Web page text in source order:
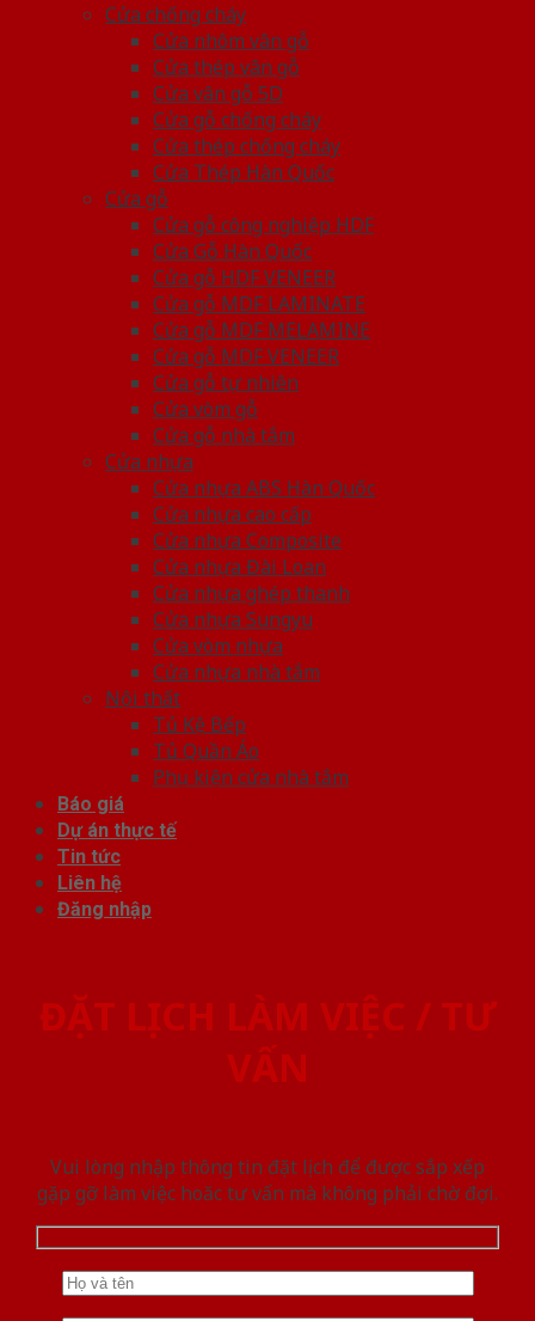
Cửa chống cháy
Cửa nhôm vân gỗ
Cửa thép vân gỗ
Cửa vân gỗ 5D
Cửa gỗ chống cháy
Cửa thép chống cháy
Cửa Thép Hàn Quốc
Cửa gỗ
Cửa gỗ công nghiệp HDF
Cửa Gỗ Hàn Quốc
Cửa gỗ HDF VENEER
Cửa gỗ MDF LAMINATE
Cửa gỗ MDF MELAMINE
Cửa gỗ MDF VENEER
Cửa gỗ tự nhiên
Cửa vòm gỗ
Cửa gỗ nhà tắm
Cửa nhựa
Cửa nhựa ABS Hàn Quốc
Cửa nhựa cao cấp
Cửa nhựa Composite
Cửa nhựa Đài Loan
Cửa nhựa ghép thanh
Cửa nhựa Sungyu
Cửa vòm nhựa
Cửa nhựa nhà tắm
Nội thất
Tủ Kệ Bếp
Tủ Quần Áo
Phụ kiện cửa nhà tắm
Báo giá
Dự án thực tế
Tin tức
Liên hệ
Đăng nhập
ĐẶT LỊCH LÀM VIỆC / TƯ
VẤN
Vui lòng nhập thông tin đặt lịch để được sắp xếp
gặp gỡ làm việc hoăc tư vấn mà không phải chờ đợi.